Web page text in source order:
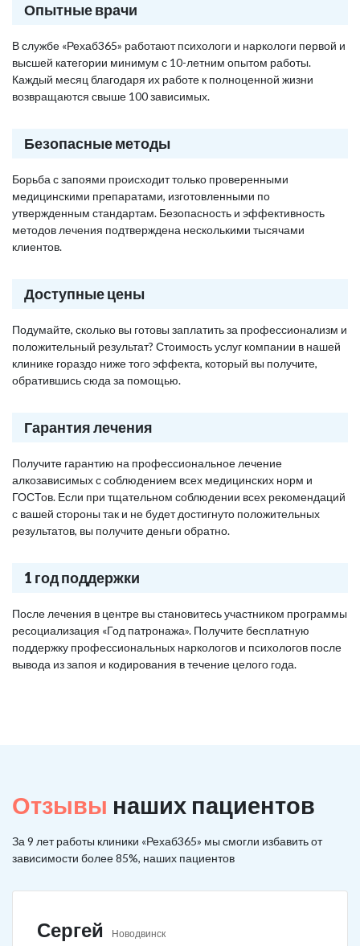
Опытные врачи
В службе «Рехаб365» работают психологи и наркологи первой и
высшей категории минимум с 10-летним опытом работы.
Каждый месяц благодаря их работе к полноценной жизни
возвращаются свыше 100 зависимых.
Безопасные методы
Борьба с запоями происходит только проверенными
медицинскими препаратами, изготовленными по
утвержденным стандартам. Безопасность и эффективность
методов лечения подтверждена несколькими тысячами
клиентов.
Доступные цены
Подумайте, сколько вы готовы заплатить за профессионализм и
положительный результат? Стоимость услуг компании в нашей
клинике гораздо ниже того эффекта, который вы получите,
обратившись сюда за помощью.
Гарантия лечения
Получите гарантию на профессиональное лечение
алкозависимых с соблюдением всех медицинских норм и
ГОСТов. Если при тщательном соблюдении всех рекомендаций
с вашей стороны так и не будет достигнуто положительных
результатов, вы получите деньги обратно.
1 год поддержки
После лечения в центре вы становитесь участником программы
ресоциализация «Год патронажа». Получите бесплатную
поддержку профессиональных наркологов и психологов после
вывода из запоя и кодирования в течение целого года.
Отзывы наших пациентов
За 9 лет работы клиники «Рехаб365» мы смогли избавить от
зависимости более 85%, наших пациентов
Сергей Новодвинск